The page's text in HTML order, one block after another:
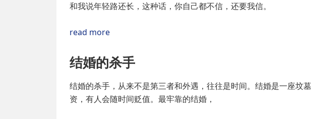
和我说年轻路还长，这种话，你自己都不信，还要我信。
read more
结婚的杀手
结婚的杀手，从来不是第三者和外遇，往往是时间。结婚是一座坟
资，有人会随时间贬值。最牢靠的结婚，